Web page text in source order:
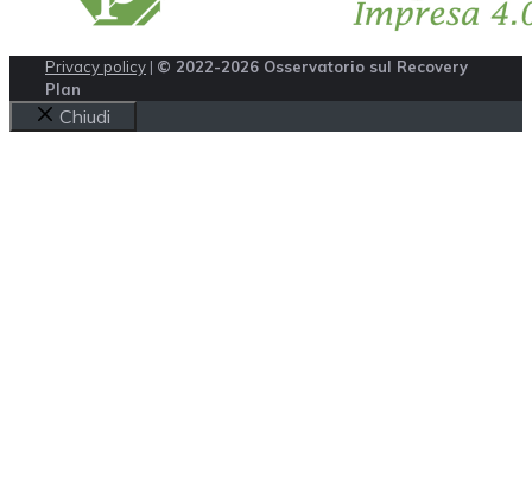
Privacy policy | © 2022-2026 Osservatorio sul Recovery
Plan
Chiudi